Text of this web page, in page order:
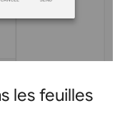
les feuilles